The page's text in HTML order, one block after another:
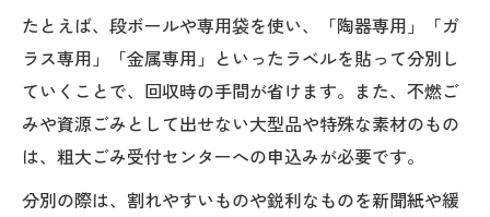
たとえば、段ボールや専用袋を使い、「陶器専用」「ガ
ラス専用」「金属専用」といったラベルを貼って分別し
ていくことで、回収時の手間が省けます。また、不燃ご
みや資源ごみとして出せない大型品や特殊な素材のもの
は、粗大ごみ受付センターへの申込みが必要です。
分別の際は、割れやすいものや鋭利なものを新聞紙や緩